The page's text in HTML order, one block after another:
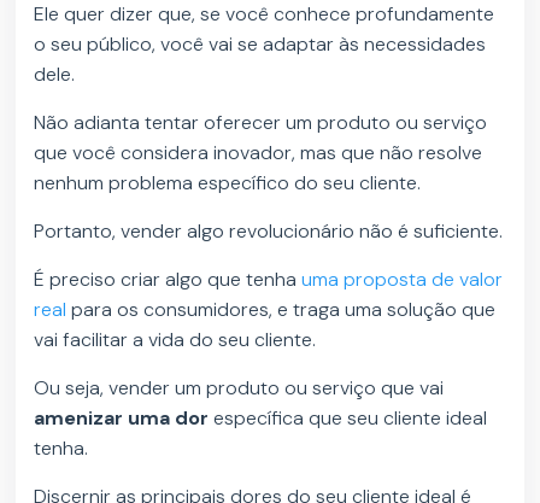
Ele quer dizer que, se você conhece profundamente
o seu público, você vai se adaptar às necessidades
dele.
Não adianta tentar oferecer um produto ou serviço
que você considera inovador, mas que não resolve
nenhum problema específico do seu cliente.
Portanto, vender algo revolucionário não é suficiente.
É preciso criar algo que tenhauma proposta de valor
real para os consumidores, e traga uma solução que
vai facilitar a vida do seu cliente.
Ou seja, vender um produto ou serviço que vai
amenizar uma dor específica que seu cliente ideal
tenha.
Discernir as principais dores do seu cliente ideal é